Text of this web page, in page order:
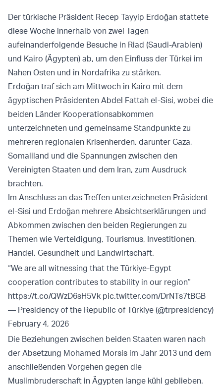
Der türkische Präsident Recep Tayyip Erdoğan stattete
diese Woche innerhalb von zwei Tagen
aufeinanderfolgende Besuche in Riad (Saudi-Arabien)
und Kairo (Ägypten) ab, um den Einfluss der Türkei im
Nahen Osten und in Nordafrika zu stärken.
Erdoğan traf sich am Mittwoch in Kairo mit dem
ägyptischen Präsidenten Abdel Fattah el-Sisi, wobei die
beiden Länder Kooperationsabkommen
unterzeichneten und gemeinsame Standpunkte zu
mehreren regionalen Krisenherden, darunter Gaza,
Somaliland und die Spannungen zwischen den
Vereinigten Staaten und dem Iran, zum Ausdruck
brachten.
Im Anschluss an das Treffen unterzeichneten Präsident
el-Sisi und Erdoğan mehrere Absichtserklärungen und
Abkommen zwischen den beiden Regierungen zu
Themen wie Verteidigung, Tourismus, Investitionen,
Handel, Gesundheit und Landwirtschaft.
“We are all witnessing that the Türkiye-Egypt
cooperation contributes to stability in our region”
https://t.co/QWzD6sH5Vk pic.twitter.com/DrNTs7tBGB
— Presidency of the Republic of Türkiye (@trpresidency)
February 4, 2026
Die Beziehungen zwischen beiden Staaten waren nach
der Absetzung Mohamed Morsis im Jahr 2013 und dem
anschließenden Vorgehen gegen die
Muslimbruderschaft in Ägypten lange kühl geblieben.